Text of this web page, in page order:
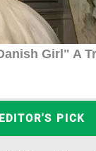
EDITOR'S PICK